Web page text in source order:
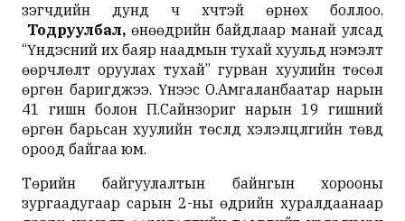
үзэгчдийн дунд ч хүчтэй өрнөх боллоо.
Тодруулбал, өнөөдрийн байдлаар манай улсад
“Үндэсний их баяр наадмын тухай хуульд нэмэлт
өөрчлөлт оруулах тухай” гурван хуулийн төсөл
өргөн баригджээ. Үүнээс О.Амгаланбаатар нарын
41 гишүүн болон П.Сайнзориг нарын 19 гишүүний
өргөн барьсан хуулийн төслүүд хэлэлцүүлгийн төвд
ороод байгаа юм.
Төрийн байгуулалтын байнгын хорооны
зургаадугаар сарын 2-ны өдрийн хуралдаанаар